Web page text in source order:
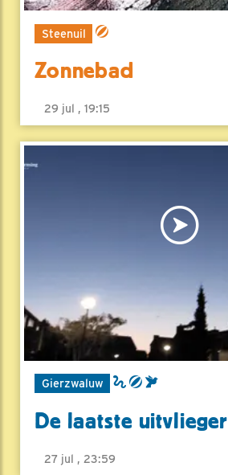
Steenuil
Zonnebad
29 jul , 19:15
Gierzwaluw
De laatste uitvlieger
27 jul , 23:59